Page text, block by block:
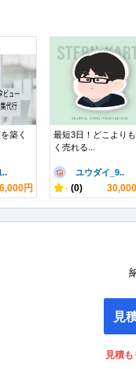
築く
円
最短3日！どこより
く売れる...
ユウダイ_9..
- (0)
見
見積